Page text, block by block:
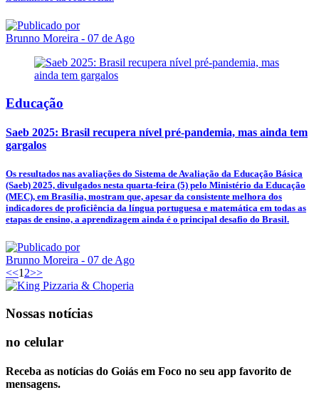
Brunno Moreira - 07 de Ago
Educação
Saeb 2025: Brasil recupera nível pré-pandemia, mas ainda tem
gargalos
Os resultados nas avaliações do Sistema de Avaliação da Educação Básica
(Saeb) 2025, divulgados nesta quarta-feira (5) pelo Ministério da Educação
(MEC), em Brasília, mostram que, apesar da consistente melhora dos
indicadores de proficiência da língua portuguesa e matemática em todas as
etapas de ensino, a aprendizagem ainda é o principal desafio do Brasil.
Brunno Moreira - 07 de Ago
<<1 2>>
Nossas notícias
no celular
Receba as notícias do Goiás em Foco no seu app favorito de
mensagens.